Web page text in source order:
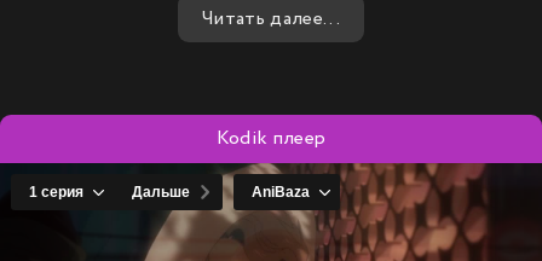
Читать далее...
Kodik плеер